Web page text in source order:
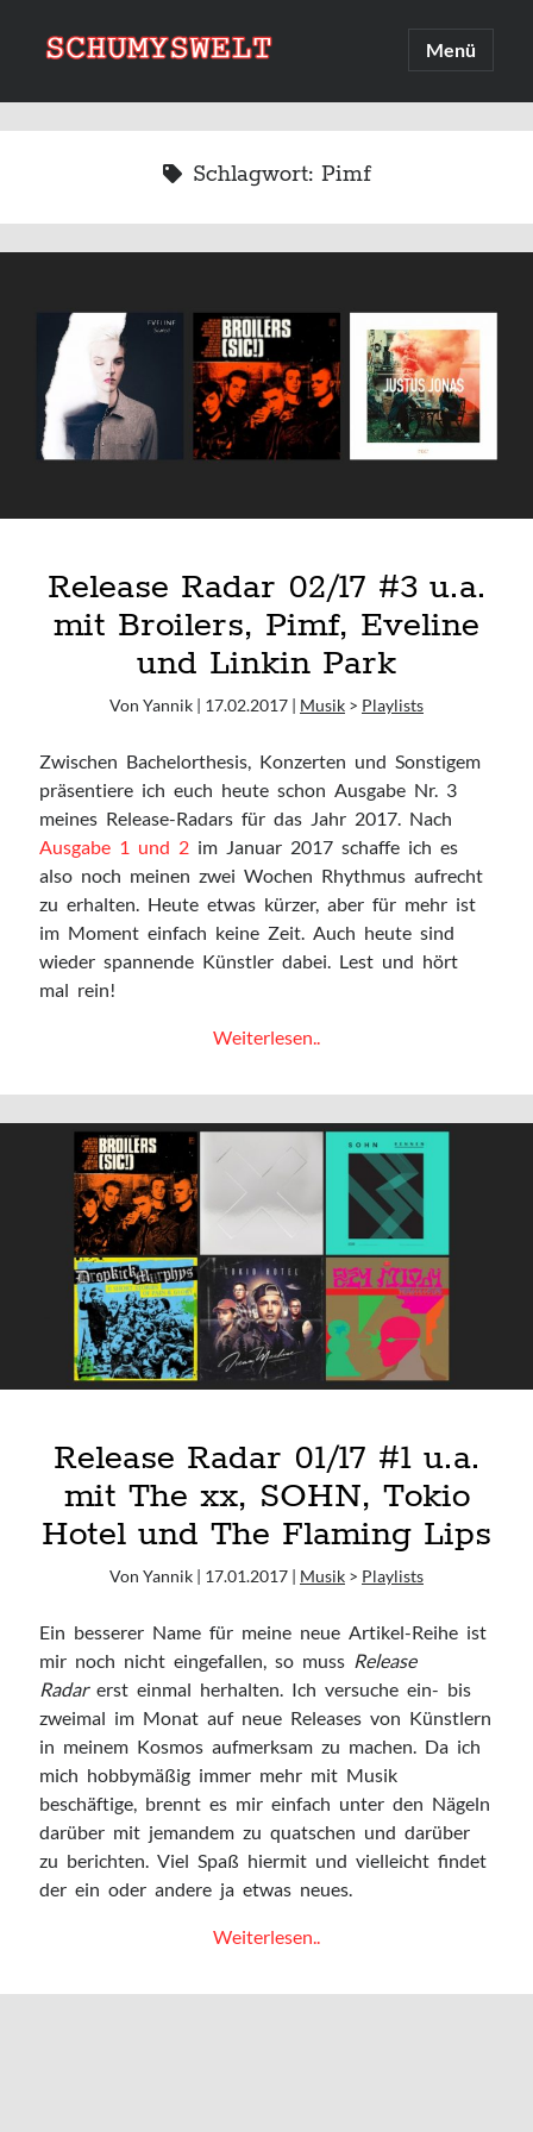
Schumyswelt
Hauptmenü
öffnen
Sidebar
Suche
Linksammlung
Ausgewählte Lieblinge <3
Hayley Williams
Lana Del Rey
London Grammar
Lorde
TUSKS
WILDES
Blogroll
Minutenmusik
Nicorola
Pickymagazine
The Daily Listening
Archiv
Archiv
Datenschutz
Schlagwort: Pimf
Release Radar 02/17 #3 u.a.
mit Broilers, Pimf, Eveline
und Linkin Park
Von Yannik | 17.02.2017 | Musik > Playlists
Zwischen Bachelorthesis, Konzerten und Sonstigem
präsentiere ich euch heute schon Ausgabe Nr. 3
meines Release-Radars für das Jahr 2017. Nach
Ausgabe 1 und 2 im Januar 2017 schaffe ich es
also noch meinen zwei Wochen Rhythmus aufrecht
zu erhalten. Heute etwas kürzer, aber für mehr ist
im Moment einfach keine Zeit. Auch heute sind
wieder spannende Künstler dabei. Lest und hört
mal rein!
Weiterlesen..
02/17
#3
Broilers,
Pimf,
Eveline
und
Linkin
Park
Release Radar 01/17 #1 u.a.
mit The xx, SOHN, Tokio
Hotel und The Flaming Lips
Von Yannik | 17.01.2017 | Musik > Playlists
Ein besserer Name für meine neue Artikel-Reihe ist
mir noch nicht eingefallen, so muss Release
Radarerst einmal herhalten. Ich versuche ein- bis
zweimal im Monat auf neue Releases von Künstlern
in meinem Kosmos aufmerksam zu machen. Da ich
mich hobbymäßig immer mehr mit Musik
beschäftige, brennt es mir einfach unter den Nägeln
darüber mit jemandem zu quatschen und darüber
zu berichten. Viel Spaß hiermit und vielleicht findet
der ein oder andere ja etwas neues.
Weiterlesen..
01/17